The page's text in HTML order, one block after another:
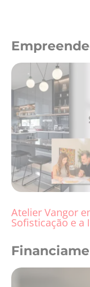
Atelier Vangor
Sofisticação e a